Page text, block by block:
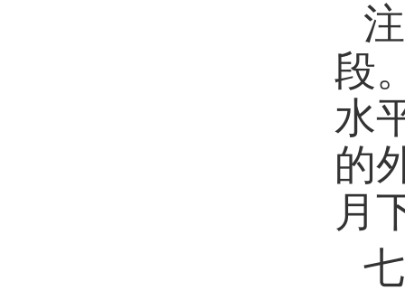
段
水
的
月
七